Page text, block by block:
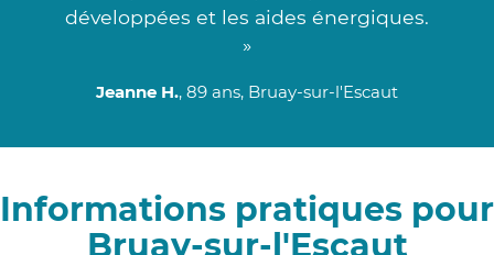
développées et les aides énergiques.
»
Jeanne H., 89 ans, Bruay-sur-l'Escaut
Informations pratiques pour
Bruay-sur-l'Escaut